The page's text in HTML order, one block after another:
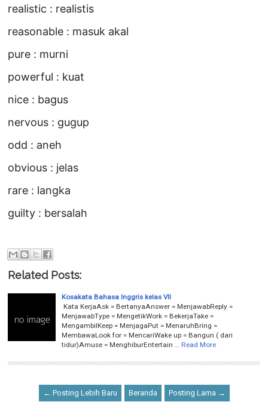
realistic : realistis
reasonable : masuk akal
pure : murni
powerful : kuat
nice : bagus
nervous : gugup
odd : aneh
obvious : jelas
rare : langka
guilty : bersalah
Related Posts:
Kosakata Bahasa Inggris kelas VII
Kata KerjaAsk = BertanyaAnswer = MenjawabReply =
MenjawabType = MengetikWork = BekerjaTake =
MengambilKeep = MenjagaPut = MenaruhBring =
MembawaLook for = MencariWake up = Bangun ( dari
tidur)Amuse = MenghiburEntertain …
Read More
← Posting Lebih Baru Beranda Posting Lama →